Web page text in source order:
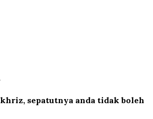
sepatutnya anda tidak boleh